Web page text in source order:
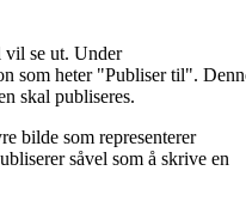
vil se ut. Under
som heter "Publiser til".
skal publiseres.
bilde som representerer
såvel som å skrive en